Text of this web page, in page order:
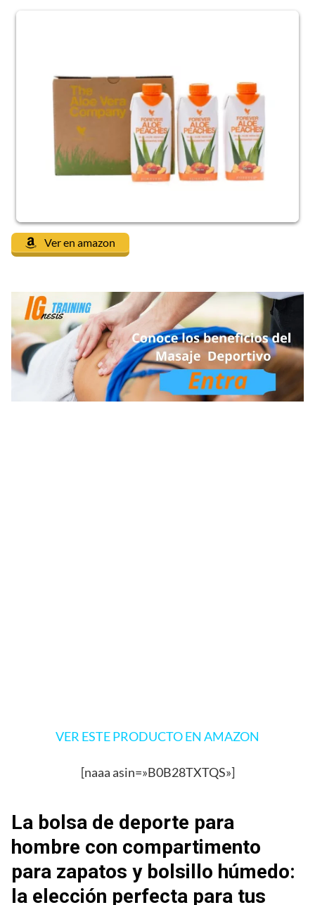
Ver en amazon
VER ESTE PRODUCTO EN AMAZON
[naaa asin=»B0B28TXTQS»]
La bolsa de deporte para
hombre con compartimento
para zapatos y bolsillo húmedo:
la elección perfecta para tus